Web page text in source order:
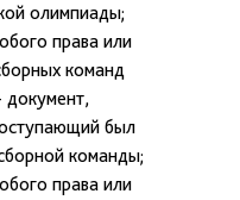
олимпиады;
права или
команд
документ,
был
команды;
права или